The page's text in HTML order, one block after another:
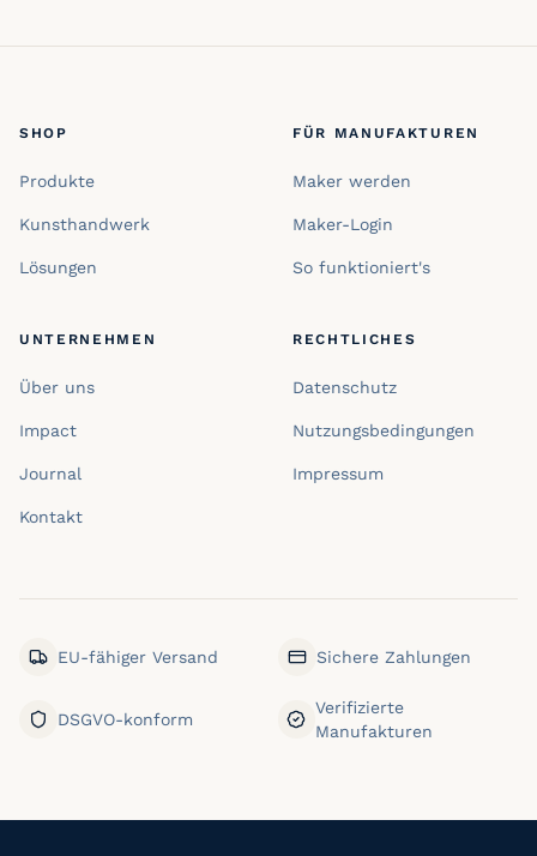
SHOP
Produkte
Kunsthandwerk
Lösungen
FÜR MANUFAKTUREN
Maker werden
Maker-Login
So funktioniert's
UNTERNEHMEN
Über uns
Impact
Journal
Kontakt
RECHTLICHES
Datenschutz
Nutzungsbedingungen
Impressum
EU-fähiger Versand Sichere Zahlungen
DSGVO-konform
Verifizierte
Manufakturen